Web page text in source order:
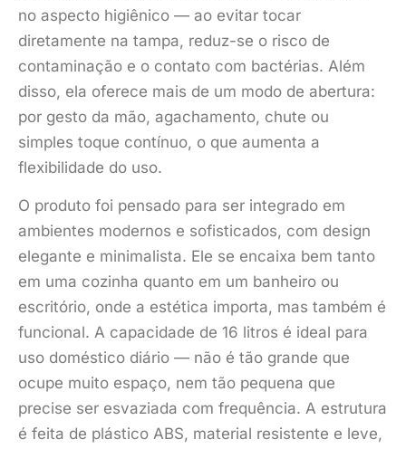
no aspecto higiênico — ao evitar tocar
diretamente na tampa, reduz-se o risco de
contaminação e o contato com bactérias. Além
disso, ela oferece mais de um modo de abertura:
por gesto da mão, agachamento, chute ou
simples toque contínuo, o que aumenta a
flexibilidade do uso.
O produto foi pensado para ser integrado em
ambientes modernos e sofisticados, com design
elegante e minimalista. Ele se encaixa bem tanto
em uma cozinha quanto em um banheiro ou
escritório, onde a estética importa, mas também é
funcional. A capacidade de 16 litros é ideal para
uso doméstico diário — não é tão grande que
ocupe muito espaço, nem tão pequena que
precise ser esvaziada com frequência. A estrutura
é feita de plástico ABS, material resistente e leve,